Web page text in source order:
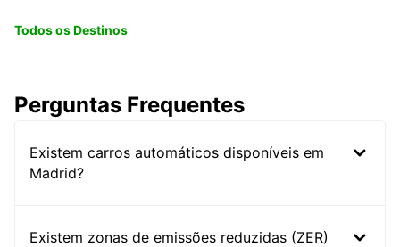
Todos os Destinos
Perguntas Frequentes
Existem carros automáticos disponíveis em
Madrid?
Existem zonas de emissões reduzidas (ZER)